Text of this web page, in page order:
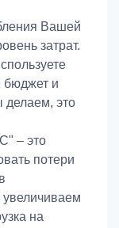
Вашей
затрат.
бюджет и
это
– это
потери
на